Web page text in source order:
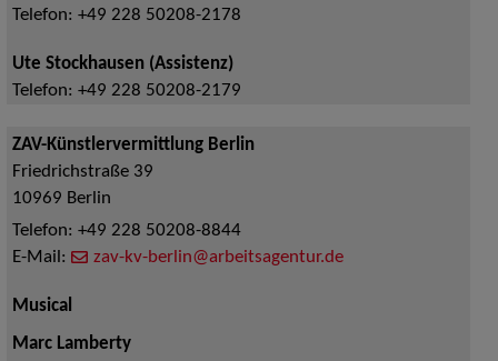
Telefon: +49 228 50208-2178
Ute Stockhausen (Assistenz)
Telefon: +49 228 50208-2179
ZAV-Künstlervermittlung Berlin
Friedrichstraße 39
10969 Berlin
Telefon: +49 228 50208-8844
E-Mail:
zav-kv-berlin@arbeitsagentur.de
Musical
Marc Lamberty